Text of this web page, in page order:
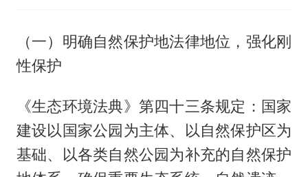
（一）明确自然保护地法律地位，强化刚
性保护
《生态环境法典》第四十三条规定：国家
建设以国家公园为主体、以自然保护区为
基础、以各类自然公园为补充的自然保护